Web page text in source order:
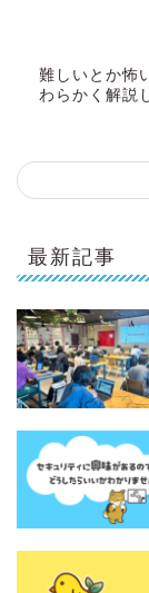
難しいとか怖
わらかく解説
最新記事